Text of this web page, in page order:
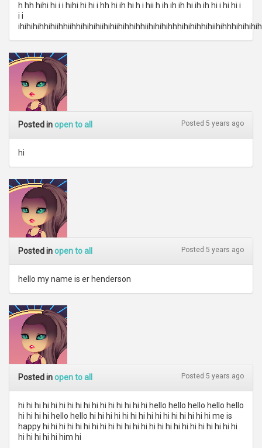
h hh hihi hi i i hihi hi hi i hh hi ih hi h i hii h ih ih ih hi ih ih hi i hi hi i
i i
Posted inopen to all Posted 5 years ago
hi
Posted inopen to all Posted 5 years ago
hello my name is er henderson
Posted inopen to all Posted 5 years ago
hi hi hi hi hi hi hi hi hi hi hi hi hi hi hi hi hello hello hello hello hello
hi hi hi hi hello hello hi hi hi hi hi hi hi hi hi hi hi hi hi hi hi me is
happy hi hi hi hi hi hi hi hi hi hi hi hi hi hi hi hi hi hi hi hi hi hi hi hi
hi hi hi hi hi him hi